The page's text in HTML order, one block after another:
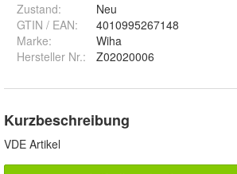
Zustand:
Neu
GTIN / EAN:
4010995267148
Marke:
Wiha
Hersteller Nr.:
Z02020006
Kurzbeschreibung
VDE Artikel